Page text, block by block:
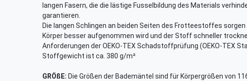
langen Fasern, die die lästige Fusselbildung des Materials
garantieren.
Die langen Schlingen an beiden Seiten des Frotteestoffes
Körper besser aufgenommen wird und der Stoff schneller
Anforderungen der OEKO-TEX Schadstoffprüfung (OEKO-TEX
Stoffgewicht ist ca. 380 g/m²
GRÖßE: Die Größen der Bademäntel sind für Körpergrößen von